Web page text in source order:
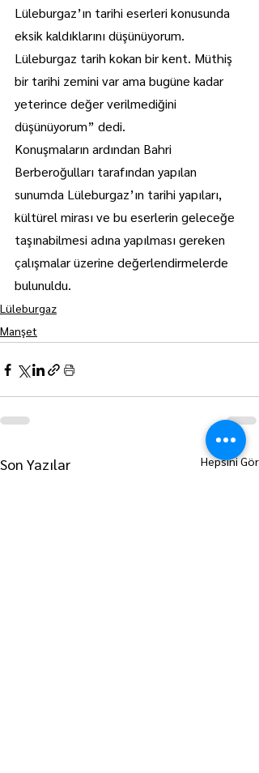
Lüleburgaz’ın tarihi eserleri konusunda
eksik kaldıklarını düşünüyorum.
Lüleburgaz tarih kokan bir kent. Müthiş
bir tarihi zemini var ama bugüne kadar
yeterince değer verilmediğini
düşünüyorum” dedi.
Konuşmaların ardından Bahri
Berberoğulları tarafından yapılan
sunumda Lüleburgaz’ın tarihi yapıları,
kültürel mirası ve bu eserlerin geleceğe
taşınabilmesi adına yapılması gereken
çalışmalar üzerine değerlendirmelerde
bulunuldu.
Lüleburgaz
Manşet
Son Yazılar Hepsini Gör